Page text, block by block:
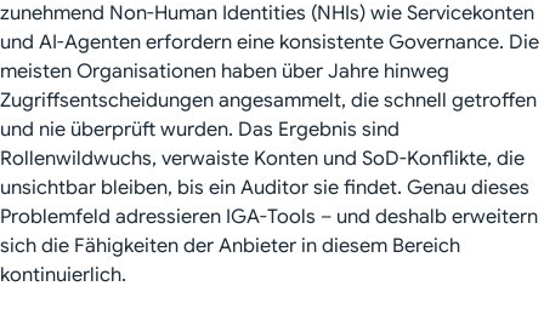
zunehmend Non-Human Identities (NHIs) wie Servicekonten
und AI-Agenten erfordern eine konsistente Governance. Die
meisten Organisationen haben über Jahre hinweg
Zugriffsentscheidungen angesammelt, die schnell getroffen
und nie überprüft wurden. Das Ergebnis sind
Rollenwildwuchs, verwaiste Konten und SoD-Konflikte, die
unsichtbar bleiben, bis ein Auditor sie findet. Genau dieses
Problemfeld adressieren IGA-Tools – und deshalb erweitern
sich die Fähigkeiten der Anbieter in diesem Bereich
kontinuierlich.